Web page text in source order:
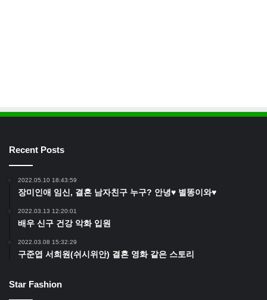
Recent Posts
2022.05.10 18:43:59
장미인애 임신, 결혼 남자친구 누구? 안녕♥ 별똥이와♥
2022.03.13 12:20:01
배우 신구 건강 악화 입원
2022.03.08 15:32:29
구준엽 서희원(쉬시위안) 결혼 영화 같은 스토리
Star Fashion